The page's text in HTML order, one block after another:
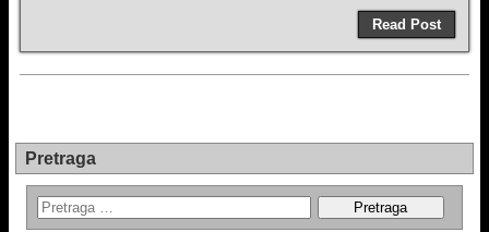
Read Post
Pretraga